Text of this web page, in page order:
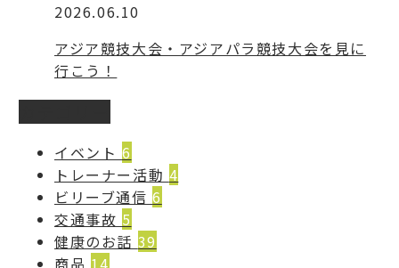
2026.06.10
アジア競技大会・アジアパラ競技大会を見に
行こう！
イベント 6
トレーナー活動 4
ビリーブ通信6
交通事故 5
健康のお話 39
商品 14